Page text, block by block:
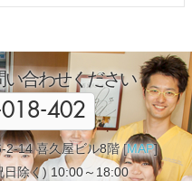
合わせください
402
2-14 喜久屋ビル8階 [MAP]
除く) 10:00～18:00